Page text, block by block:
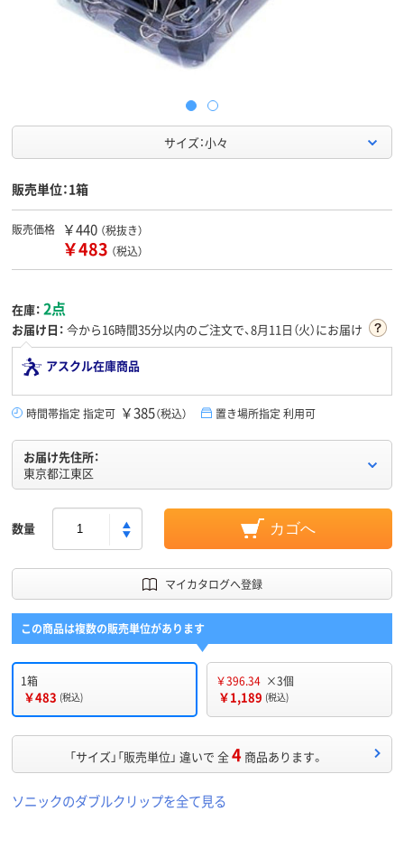
サイズ：小々
販売単位：1箱
販売価格 ￥440 （税抜き）
￥483 （税込）
在庫： 2点
お届け日： 今から16時間35分以内のご注文で、8月11日（火）にお届け
アスクル在庫商品
時間帯指定 指定可 ￥385（税込） 置き場所指定 利用可
お届け先住所：
東京都江東区
数量 カゴへ
マイカタログへ登録
この商品は複数の販売単位があります
1箱
￥483 (税込)
￥396.34 ×3個
￥1,189 (税込)
「サイズ」「販売単位」 違いで 全4 商品あります。
ソニックのダブルクリップを全て見る